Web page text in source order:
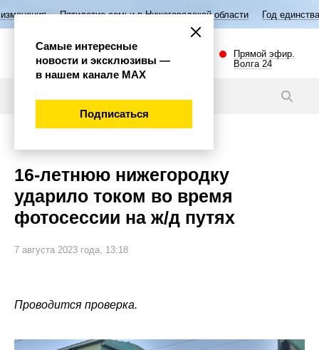
семьи в Нижегородской области Год единства народов России
Прямой эфир.
Волга 24
16-летнюю нижегородку
ударило током во время
фотосессии на ж/д путях
7 августа 2023 года, 13:18
Проводится проверка.
Самые интересные
новости и эксклюзивы —
в нашем канале МАХ
Подписаться